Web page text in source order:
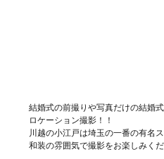
結婚式の前撮りや写真だけの結婚
ロケーション撮影！！
川越の小江戸は埼玉の一番の有名
和装の雰囲気で撮影をお楽しみく